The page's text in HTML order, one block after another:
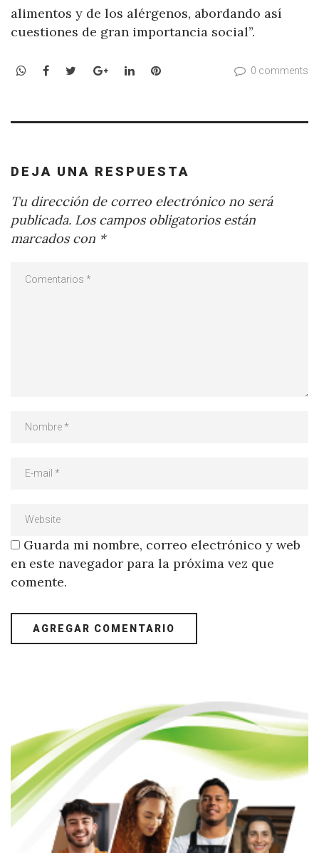
alimentos y de los alérgenos, abordando así
cuestiones de gran importancia social”.
WhatsApp
Facebook
TwitterGoogle+LinkedInPinterest 0 comments
DEJA UNA RESPUESTA
Tu dirección de correo electrónico no será
publicada. Los campos obligatorios están
marcados con *
Guarda mi nombre, correo electrónico y web
en este navegador para la próxima vez que
comente.